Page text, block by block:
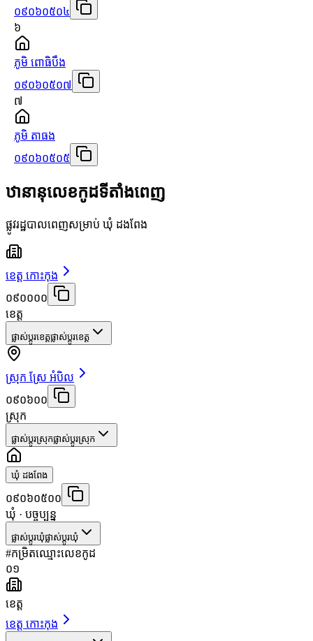
០៩០៦០៥០៤
៦
ភូមិ ពោធិបឹង
០៩០៦០៥០៧
៧
ភូមិ តាធង
០៩០៦០៥០៥
ឋានានុលេខកូដទីតាំងពេញ
ផ្លូវរដ្ឋបាលពេញសម្រាប់ ឃុំ ដងពែង
ខេត្ត កោះកុង
០៩០០០០
ខេត្ត
ផ្លាស់ប្តូរខេត្តផ្លាស់ប្តូរខេត្ត
ស្រុក ស្រែ អំបិល
០៩០៦០០
ស្រុក
ផ្លាស់ប្តូរស្រុកផ្លាស់ប្តូរស្រុក
ឃុំ ដងពែង
០៩០៦០៥០០
ឃុំ · បច្ចុប្បន្ន
ផ្លាស់ប្តូរឃុំផ្លាស់ប្តូរឃុំ
#កម្រិតឈ្មោះលេខកូដ
០១
ខេត្ត
ខេត្ត កោះកុង